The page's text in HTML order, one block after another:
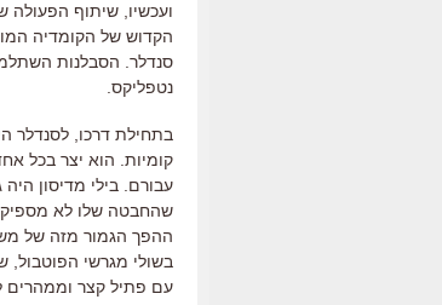
ועכשיו, שיתוף הפעולה
הקדוש של הקומדיה
סנדלר. הסבלנות
נטפליקס.
בתחילת דרכו, לסנדלר
קומיות. הוא יצר בכל
עבורם. בילי מדיסון
שהחבטה שלו לא מספיק
ההפך הגמור מזה של
בשולי מגרשי הפוטבול,
עם פתיל קצר וממהרים